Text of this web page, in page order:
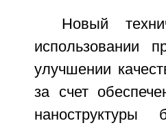
Новый
использовании
улучшении
за счет
наноструктуры